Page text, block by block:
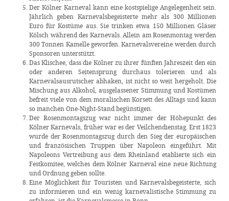
Der Kölner Karneval kann eine kostspielige Angelegenheit sein.
Jährlich geben Karnevalsbegeisterte mehr als 300 Millionen
Euro für Kostüme aus. Sie trinken etwa 150 Millionen Gläser
Kölsch während des Karnevals. Allein am Rosenmontag werden
300 Tonnen Kamelle geworfen. Karnevalsvereine werden durch
Sponsoren unterstützt.
Das Klischee, dass die Kölner zu ihrer fünften Jahreszeit den ein
oder anderen Seitensprung durchaus tolerieren und als
Karnevalsausrutscher abhaken, ist nicht so weit hergeholt. Die
Mischung aus Alkohol, ausgelassener Stimmung und Kostümen
befreit viele von dem moralischen Korsett des Alltags und kann
so manchen One-Night-Stand begünstigen.
Der Rosenmontagszug war nicht immer der Höhepunkt des
Kölner Karnevals, früher war es der Veilchendienstag. Erst 1823
wurde der Rosenmontagszug durch den Sieg der europäischen
und französischen Truppen über Napoleon eingeführt. Mit
Napoleons Vertreibung aus dem Rheinland etablierte sich ein
Festkomitee, welches dem Kölner Karneval eine neue Richtung
und Ordnung geben sollte.
Eine Möglichkeit für Touristen und Karnevalsbegeisterte, sich
zu informieren und ein wenig karnevalistische Stimmung zu